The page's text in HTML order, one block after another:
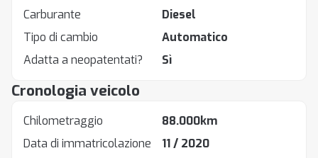
Carburante
Diesel
Tipo di cambio
Automatico
Adatta a neopatentati?
Sì
Cronologia veicolo
Chilometraggio
88.000km
Data di immatricolazione
11 / 2020